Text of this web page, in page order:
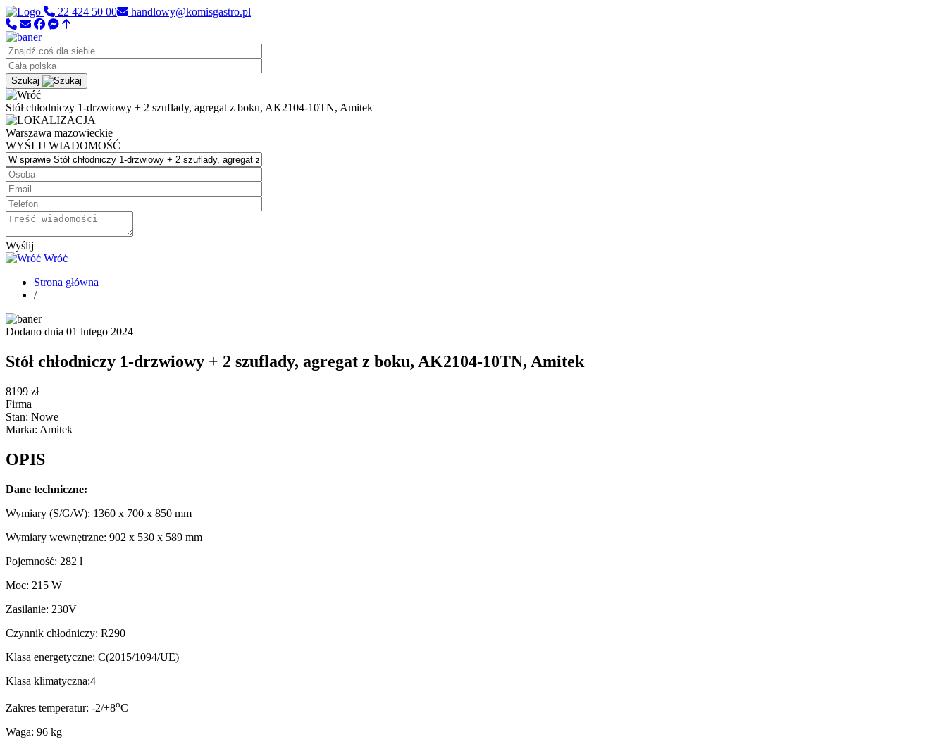
22 424 50 00 handlowy@komisgastro.pl
Szukaj
Stół chłodniczy 1-drzwiowy + 2 szuflady, agregat z boku, AK2104-10TN, Amitek
Warszawa mazowieckie
WYŚLIJ WIADOMOŚĆ
Wyślij
Wróć
Strona główna
/
Dodano dnia 01 lutego 2024
Stół chłodniczy 1-drzwiowy + 2 szuflady, agregat z boku, AK2104-10TN, Amitek
8199 zł
Firma
Stan: Nowe
Marka: Amitek
OPIS
Dane techniczne:
Wymiary (S/G/W): 1360 x 700 x 850 mm
Wymiary wewnętrzne: 902 x 530 x 589 mm
Pojemność: 282 l
Moc: 215 W
Zasilanie: 230V
Czynnik chłodniczy: R290
Klasa energetyczne: C(2015/1094/UE)
Klasa klimatyczna:4
Zakres temperatur: -2/+8oC
Waga: 96 kg